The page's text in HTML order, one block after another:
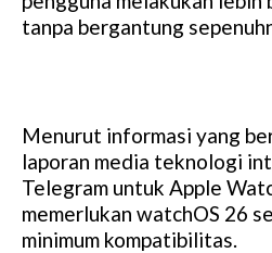
tanpa bergantung
Menurut informasi yang
laporan media teknologi
Telegram untuk Apple
memerlukan watchOS 26
minimum kompatibilitas.